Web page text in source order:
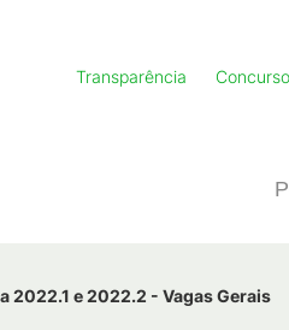
Transparência
e 2022.2 - Vagas Gerais